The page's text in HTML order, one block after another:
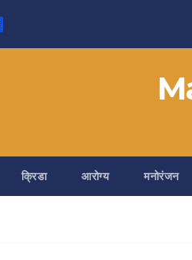
क्रिडा आरोग्य मनोरंजन